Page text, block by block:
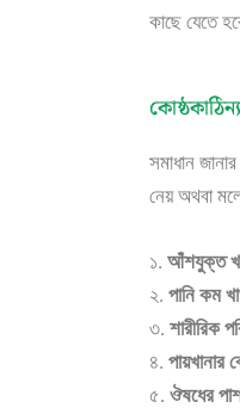
কাছে যেতে
সমাধান
নেয় অথবা
১. আঁশযুক্ত
২. পানি কম
৩. শারীরিক
৪. পায়খানার
৫. ঔষধের